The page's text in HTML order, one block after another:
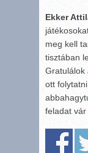
Ekker
meg kell
tisztában
Gratulálok
ott
feladat vár